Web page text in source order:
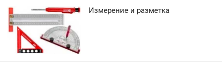
Измерение и разметка